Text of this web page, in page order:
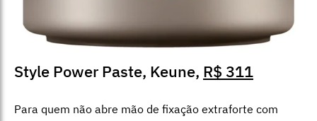
Style Power Paste, Keune, R$ 311
Para quem não abre mão de fixação extraforte com